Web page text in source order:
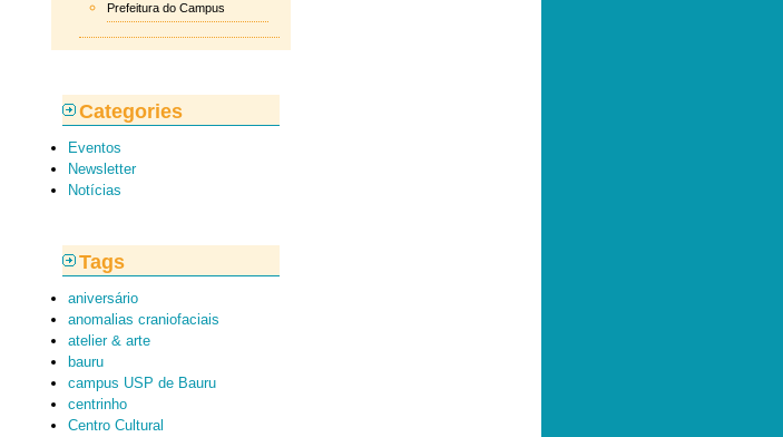
Prefeitura do Campus
Categories
Eventos
Newsletter
Notícias
Tags
aniversário
anomalias craniofaciais
atelier & arte
bauru
campus USP de Bauru
centrinho
Centro Cultural